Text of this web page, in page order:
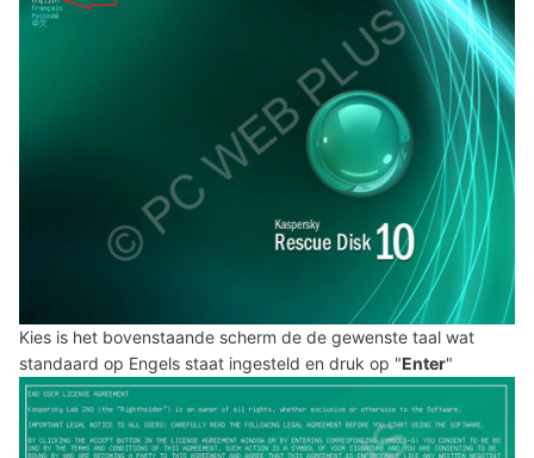
Kies is het bovenstaande scherm de de gewenste taal wat
standaard op Engels staat ingesteld en druk op "Enter"